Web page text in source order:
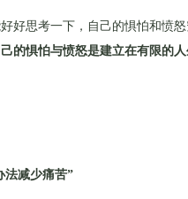
思考一下，自己的惧怕和愤怒
己的惧怕与愤怒是建立在有限的人
法减少痛苦”